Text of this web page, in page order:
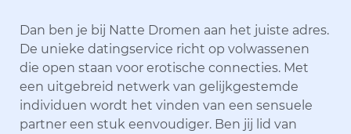
Dan ben je bij Natte Dromen aan het juiste adres.
De unieke datingservice richt op volwassenen
die open staan voor erotische connecties. Met
een uitgebreid netwerk van gelijkgestemde
individuen wordt het vinden van een sensuele
partner een stuk eenvoudiger. Ben jij lid van